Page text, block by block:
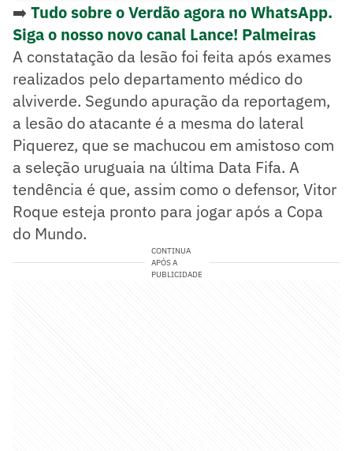
➡️ Tudo sobre o Verdão agora no WhatsApp.
Siga o nosso novo canal Lance! Palmeiras
A constatação da lesão foi feita após exames
realizados pelo departamento médico do
alviverde. Segundo apuração da reportagem,
a lesão do atacante é a mesma do lateral
Piquerez, que se machucou em amistoso com
a seleção uruguaia na última Data Fifa. A
tendência é que, assim como o defensor, Vitor
Roque esteja pronto para jogar após a Copa
do Mundo.
CONTINUA
APÓS A
PUBLICIDADE